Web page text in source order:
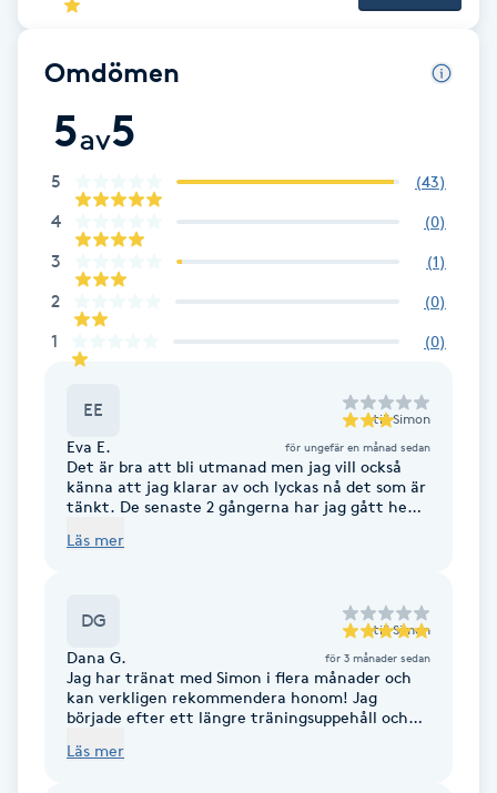
Enzympeeling
Extensions
Extensions borttagning
Eyeliner-tatuering
Face framing
Faceliftmassage
Fet hårbotten
Fettreducering
Fibromassage
Fotmassage
Fotsvamp
Omdömen
5av5
5 (43)
4 (0)
3 (1)
2 (0)
1 (0)
EE till Simon
Eva E. för ungefär en månad sedan
Det är bra att bli utmanad men jag vill också
känna att jag klarar av och lyckas nå det som är
tänkt. De senaste 2 gångerna har jag gått hem
Läs mer
DG till Simon
Dana G. för 3 månader sedan
Jag har tränat med Simon i flera månader och
kan verkligen rekommendera honom! Jag
började efter ett längre träningsuppehåll och
regelbunden träning. Med Simons genuina
Läs mer